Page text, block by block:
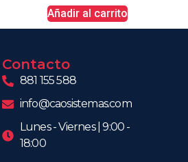
Añadir al carrito
Contacto
881 155 588
info@caosistemas.com
Lunes - Viernes | 9:00 -
18:00